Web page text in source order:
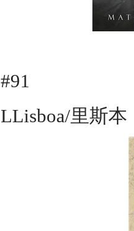
#91
LLisboa/里斯本